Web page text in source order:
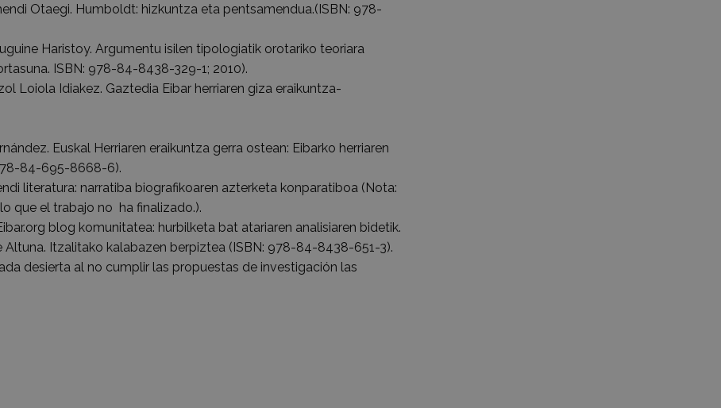
Otaegi. Humboldt: hizkuntza eta pentsamendua.(ISBN: 978-
Haristoy. Argumentu isilen tipologiatik orotariko teoriara
ISBN: 978-84-8438-329-1; 2010).
Loiola Idiakez. Gaztedia Eibar herriaren giza eraikuntza-
Euskal Herriaren eraikuntza gerra ostean: Eibarko herriaren
84-695-8668-6).
literatura: narratiba biografikoaren azterketa konparatiboa (Nota:
que el trabajo no ha finalizado.).
blog komunitatea: hurbilketa bat atariaren analisiaren bidetik.
Altuna. Itzalitako kalabazen berpiztea (ISBN: 978-84-8438-651-3).
desierta al no cumplir las propuestas de investigación las